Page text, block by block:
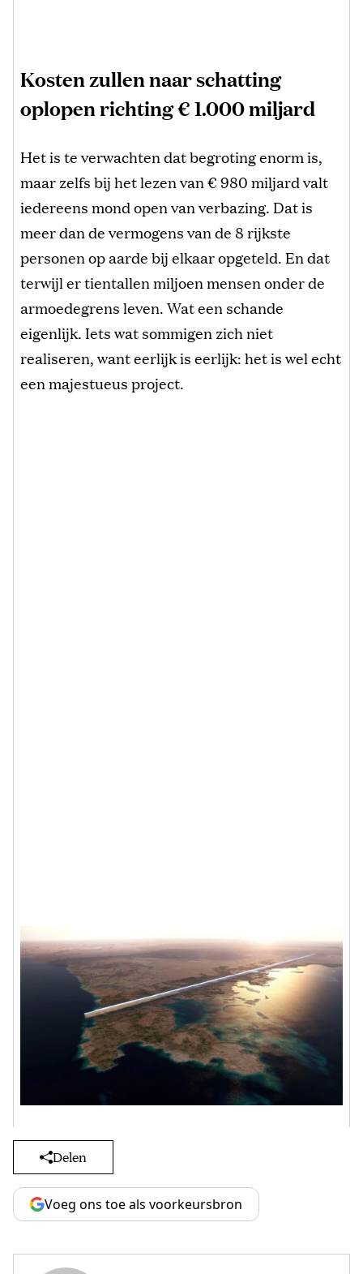
Kosten zullen naar schatting
oplopen richting € 1.000 miljard
Het is te verwachten dat begroting enorm is,
maar zelfs bij het lezen van € 980 miljard valt
iedereens mond open van verbazing. Dat is
meer dan de vermogens van de 8 rijkste
personen op aarde bij elkaar opgeteld. En dat
terwijl er tientallen miljoen mensen onder de
armoedegrens leven. Wat een schande
eigenlijk. Iets wat sommigen zich niet
realiseren, want eerlijk is eerlijk: het is wel echt
een majestueus project.
Delen
Voeg ons toe als voorkeursbron